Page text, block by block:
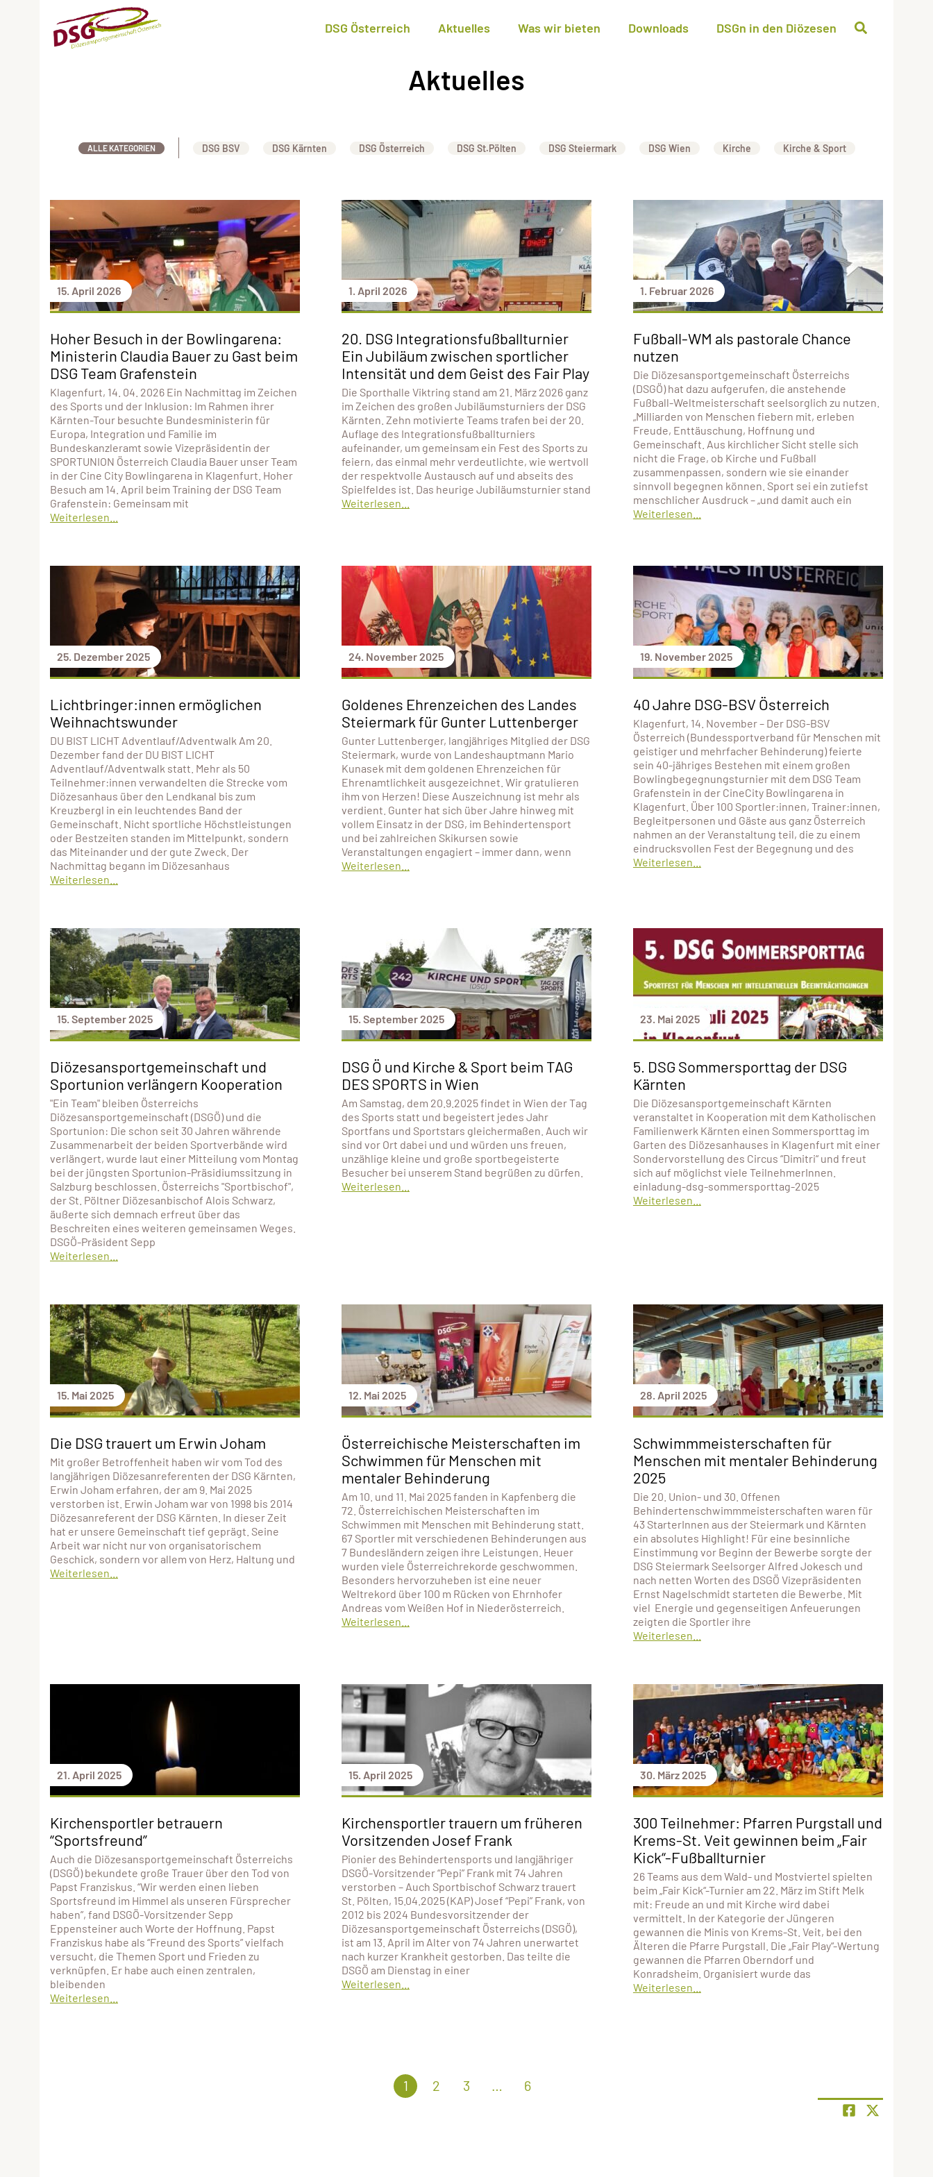
DSG Österreich Aktuelles Was wir bieten Downloads DSGn in den Diözesen
Aktuelles
ALLE KATEGORIEN DSG BSV DSG Kärnten DSG Österreich DSG St.Pölten DSG Steiermark DSG Wien Kirche Kirche & Sport
15. April 2026
Hoher Besuch in der Bowlingarena:
Ministerin Claudia Bauer zu Gast beim
DSG Team Grafenstein
Klagenfurt, 14. 04. 2026 Ein Nachmittag im Zeichen
des Sports und der Inklusion: Im Rahmen ihrer
Kärnten-Tour besuchte Bundesministerin für
Europa, Integration und Familie im
Bundeskanzleramt sowie Vizepräsidentin der
SPORTUNION Österreich Claudia Bauer unser Team
in der Cine City Bowlingarena in Klagenfurt. Hoher
Besuch am 14. April beim Training der DSG Team
Grafenstein: Gemeinsam mit
Weiterlesen...
1. April 2026
20. DSG Integrationsfußballturnier
Ein Jubiläum zwischen sportlicher
Intensität und dem Geist des Fair Play
Die Sporthalle Viktring stand am 21. März 2026 ganz
im Zeichen des großen Jubiläumsturniers der DSG
Kärnten. Zehn motivierte Teams trafen bei der 20.
Auflage des Integrationsfußballturniers
aufeinander, um gemeinsam ein Fest des Sports zu
feiern, das einmal mehr verdeutlichte, wie wertvoll
der respektvolle Austausch auf und abseits des
Spielfeldes ist. Das heurige Jubiläumsturnier stand
Weiterlesen...
1. Februar 2026
Fußball-WM als pastorale Chance
nutzen
Die Diözesansportgemeinschaft Österreichs
(DSGÖ) hat dazu aufgerufen, die anstehende
Fußball-Weltmeisterschaft seelsorglich zu nutzen.
„Milliarden von Menschen fiebern mit, erleben
Freude, Enttäuschung, Hoffnung und
Gemeinschaft. Aus kirchlicher Sicht stelle sich
nicht die Frage, ob Kirche und Fußball
zusammenpassen, sondern wie sie einander
sinnvoll begegnen können. Sport sei ein zutiefst
menschlicher Ausdruck – „und damit auch ein
Weiterlesen...
25. Dezember 2025
Lichtbringer:innen ermöglichen
Weihnachtswunder
DU BIST LICHT Adventlauf/Adventwalk Am 20.
Dezember fand der DU BIST LICHT
Adventlauf/Adventwalk statt. Mehr als 50
Teilnehmer:innen verwandelten die Strecke vom
Diözesanhaus über den Lendkanal bis zum
Kreuzbergl in ein leuchtendes Band der
Gemeinschaft. Nicht sportliche Höchstleistungen
oder Bestzeiten standen im Mittelpunkt, sondern
das Miteinander und der gute Zweck. Der
Nachmittag begann im Diözesanhaus
Weiterlesen...
24. November 2025
Goldenes Ehrenzeichen des Landes
Steiermark für Gunter Luttenberger
Gunter Luttenberger, langjähriges Mitglied der DSG
Steiermark, wurde von Landeshauptmann Mario
Kunasek mit dem goldenen Ehrenzeichen für
Ehrenamtlichkeit ausgezeichnet. Wir gratulieren
ihm von Herzen! Diese Auszeichnung ist mehr als
verdient. Gunter hat sich über Jahre hinweg mit
vollem Einsatz in der DSG, im Behindertensport
und bei zahlreichen Skikursen sowie
Veranstaltungen engagiert – immer dann, wenn
Weiterlesen...
19. November 2025
40 Jahre DSG-BSV Österreich
Klagenfurt, 14. November – Der DSG-BSV
Österreich (Bundessportverband für Menschen mit
geistiger und mehrfacher Behinderung) feierte
sein 40-jähriges Bestehen mit einem großen
Bowlingbegegnungsturnier mit dem DSG Team
Grafenstein in der CineCity Bowlingarena in
Klagenfurt. Über 100 Sportler:innen, Trainer:innen,
Begleitpersonen und Gäste aus ganz Österreich
nahmen an der Veranstaltung teil, die zu einem
eindrucksvollen Fest der Begegnung und des
Weiterlesen...
15. September 2025
Diözesansportgemeinschaft und
Sportunion verlängern Kooperation
"Ein Team" bleiben Österreichs
Diözesansportgemeinschaft (DSGÖ) und die
Sportunion: Die schon seit 30 Jahren währende
Zusammenarbeit der beiden Sportverbände wird
verlängert, wurde laut einer Mitteilung vom Montag
bei der jüngsten Sportunion-Präsidiumssitzung in
Salzburg beschlossen. Österreichs "Sportbischof",
der St. Pöltner Diözesanbischof Alois Schwarz,
äußerte sich demnach erfreut über das
Beschreiten eines weiteren gemeinsamen Weges.
DSGÖ-Präsident Sepp
Weiterlesen...
15. September 2025
DSG Ö und Kirche & Sport beim TAG
DES SPORTS in Wien
Am Samstag, dem 20.9.2025 findet in Wien der Tag
des Sports statt und begeistert jedes Jahr
Sportfans und Sportstars gleichermaßen. Auch wir
sind vor Ort dabei und und würden uns freuen,
unzählige kleine und große sportbegeisterte
Besucher bei unserem Stand begrüßen zu dürfen.
Weiterlesen...
23. Mai 2025
5. DSG Sommersporttag der DSG
Kärnten
Die Diözesansportgemeinschaft Kärnten
veranstaltet in Kooperation mit dem Katholischen
Familienwerk Kärnten einen Sommersporttag im
Garten des Diözesanhauses in Klagenfurt mit einer
Sondervorstellung des Circus “Dimitri“ und freut
sich auf möglichst viele TeilnehmerInnen.
einladung-dsg-sommersporttag-2025
Weiterlesen...
15. Mai 2025
Die DSG trauert um Erwin Joham
Mit großer Betroffenheit haben wir vom Tod des
langjährigen Diözesanreferenten der DSG Kärnten,
Erwin Joham erfahren, der am 9. Mai 2025
verstorben ist. Erwin Joham war von 1998 bis 2014
Diözesanreferent der DSG Kärnten. In dieser Zeit
hat er unsere Gemeinschaft tief geprägt. Seine
Arbeit war nicht nur von organisatorischem
Geschick, sondern vor allem von Herz, Haltung und
Weiterlesen...
12. Mai 2025
Österreichische Meisterschaften im
Schwimmen für Menschen mit
mentaler Behinderung
Am 10. und 11. Mai 2025 fanden in Kapfenberg die
72. Österreichischen Meisterschaften im
Schwimmen mit Menschen mit Behinderung statt.
67 Sportler mit verschiedenen Behinderungen aus
7 Bundesländern zeigen ihre Leistungen. Heuer
wurden viele Österreichrekorde geschwommen.
Besonders hervorzuheben ist eine neuer
Weltrekord über 100 m Rücken von Ehrnhofer
Andreas vom Weißen Hof in Niederösterreich.
Weiterlesen...
28. April 2025
Schwimmmeisterschaften für
Menschen mit mentaler Behinderung
2025
Die 20. Union- und 30. Offenen
Behindertenschwimmmeisterschaften waren für
43 StarterInnen aus der Steiermark und Kärnten
ein absolutes Highlight! Für eine besinnliche
Einstimmung vor Beginn der Bewerbe sorgte der
DSG Steiermark Seelsorger Alfred Jokesch und
nach netten Worten des DSGÖ Vizepräsidenten
Ernst Nagelschmidt starteten die Bewerbe. Mit
viel Energie und gegenseitigen Anfeuerungen
zeigten die Sportler ihre
Weiterlesen...
21. April 2025
Kirchensportler betrauern
“Sportsfreund”
Auch die Diözesansportgemeinschaft Österreichs
(DSGÖ) bekundete große Trauer über den Tod von
Papst Franziskus. “Wir werden einen lieben
Sportsfreund im Himmel als unseren Fürsprecher
haben”, fand DSGÖ-Vorsitzender Sepp
Eppensteiner auch Worte der Hoffnung. Papst
Franziskus habe als “Freund des Sports” vielfach
versucht, die Themen Sport und Frieden zu
verknüpfen. Er habe auch einen zentralen,
bleibenden
Weiterlesen...
15. April 2025
Kirchensportler trauern um früheren
Vorsitzenden Josef Frank
Pionier des Behindertensports und langjähriger
DSGÖ-Vorsitzender “Pepi” Frank mit 74 Jahren
verstorben – Auch Sportbischof Schwarz trauert
St. Pölten, 15.04.2025 (KAP) Josef “Pepi” Frank, von
2012 bis 2024 Bundesvorsitzender der
Diözesansportgemeinschaft Österreichs (DSGÖ),
ist am 13. April im Alter von 74 Jahren unerwartet
nach kurzer Krankheit gestorben. Das teilte die
DSGÖ am Dienstag in einer
Weiterlesen...
30. März 2025
300 Teilnehmer: Pfarren Purgstall und
Krems-St. Veit gewinnen beim „Fair
Kick“-Fußballturnier
26 Teams aus dem Wald- und Mostviertel spielten
beim „Fair Kick“-Turnier am 22. März im Stift Melk
mit: Freude an und mit Kirche wird dabei
vermittelt. In der Kategorie der Jüngeren
gewannen die Minis von Krems-St. Veit, bei den
Älteren die Pfarre Purgstall. Die „Fair Play“-Wertung
gewannen die Pfarren Oberndorf und
Konradsheim. Organisiert wurde das
Weiterlesen...
1 2 3 … 6